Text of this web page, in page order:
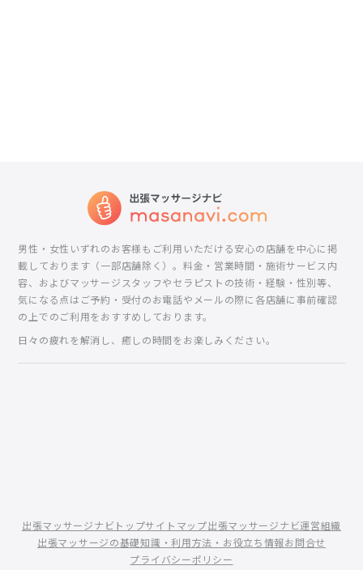
男性・女性いずれのお客様もご利用いただける安心の店舗を中心に掲
載しております（一部店舗除く）。料金・営業時間・施術サービス内
容、およびマッサージスタッフやセラピストの技術・経験・性別等、
気になる点はご予約・受付のお電話やメールの際に各店舗に事前確認
の上でのご利用をおすすめしております。
日々の疲れを解消し、癒しの時間をお楽しみください。
出張マッサージナビトップサイトマップ出張マッサージナビ運営組織
出張マッサージの基礎知識・利用方法・お役立ち情報お問合せ
プライバシーポリシー